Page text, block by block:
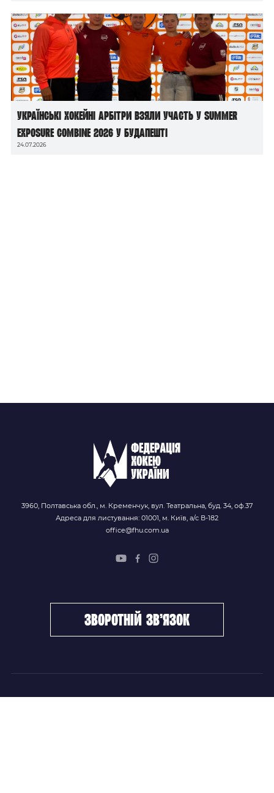
Українські хокейні арбітри взяли участь у Summer
Exposure Combine 2026 у Будапешті
24.07.2026
3960, Полтавська обл., м. Кременчук, вул. Театральна, буд. 34, оф.37
Адреса для листування: 01001, м. Київ, а/с В-182
office@fhu.com.ua
зворотній зв’язок